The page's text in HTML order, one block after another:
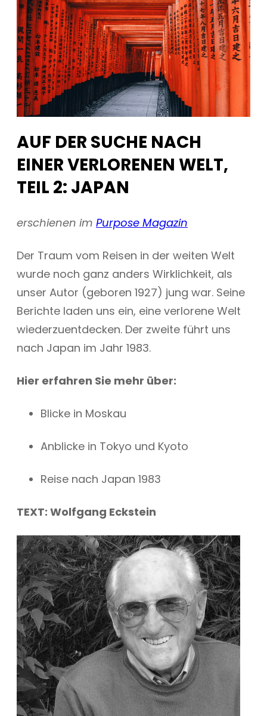
AUF DER SUCHE NACH
EINER VERLORENEN WELT,
TEIL 2: JAPAN
erschienen im Purpose Magazin
Der Traum vom Reisen in der weiten Welt
wurde noch ganz anders Wirklichkeit, als
unser Autor (geboren 1927) jung war. Seine
Berichte laden uns ein, eine verlorene Welt
wiederzuentdecken. Der zweite führt uns
nach Japan im Jahr 1983.
Hier erfahren Sie mehr über:
Blicke in Moskau
Anblicke in Tokyo und Kyoto
Reise nach Japan 1983
TEXT: Wolfgang Eckstein